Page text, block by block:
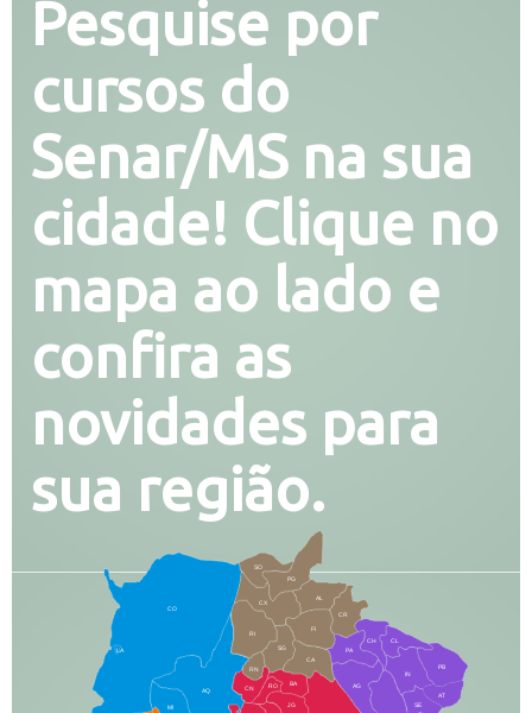
Pesquise por
cursos do
Senar/MS na sua
cidade! Clique no
mapa ao lado e
confira as
novidades para
sua região.
CO
AQ
MI
CX
RI
AL
CR
FI
SG
BA
CA
PA
CH CL
PB
SE
AG
RO
JG
IN
RN
CN
AT
PG
SO
LA